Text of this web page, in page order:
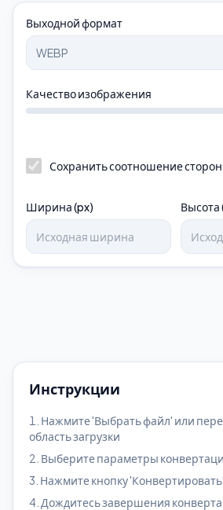
Выходной формат
Качество изображения
Сохранить соотношение сторон
Ширина (px) Высота
Инструкции
Нажмите 'Выбрать файл' или
область загрузки
Выберите параметры
Нажмите кнопку 'Конвертировать'
Дождитесь завершения